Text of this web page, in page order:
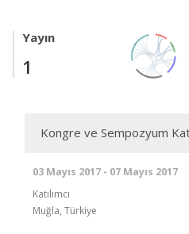
Yayın
1
Kongre ve Sempozyum
03 Mayıs 2017 - 07 Mayıs 2017
Katılımcı
Muğla, Türkiye